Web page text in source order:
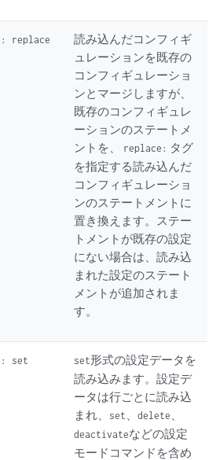
replace
読み込んだコンフィギ
ュレーションを既存の
コンフィギュレーショ
ンとマージしますが、
既存のコンフィギュレ
ーションのステートメ
ントを、 replace: タグ
を指定する読み込んだ
コンフィギュレーショ
ンのステートメントに
置き換えます。ステー
トメントが既存の設定
にない場合は、読み込
まれた設定のステート
メントが追加されま
す。
set set形式の設定データを
読み込みます。設定デ
ータは行ごとに読み込
まれ、 set 、delete
deactivateなどの設定
モードコマンドを含め